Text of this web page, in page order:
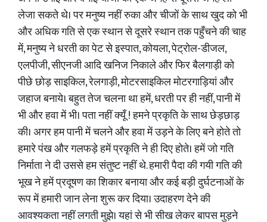
लेजा सकते थे। पर मनुष्य नहीं रुका और चीजों के साथ खुद को भी
और अधिक गति से एक स्थान से दूसरे स्थान तक पहुँचने की चाह
में, मनुष्य ने धरती का पेट से इस्पात, कोयला, पेट्रोल-डीजल,
एलपीजी, सीएनजी आदि खनिज निकाले और फिर बैलगाड़ी को
पीछे छोड़ साइकिल, रेलगाड़ी, मोटरसाइकिल मोटरगाड़ियां और
जहाज बनाये। बहुत तेज चलना था हमें, धरती पर ही नहीं, पानी में
भी और हवा में भी। पता नहीं क्यूँ ! हमने प्रकृति के साथ छेड़छाड़
की। अगर हम पानी में चलने और हवा में उड़ने के लिए बने होते तो
हमारे पंख और गलफड़े हमें प्रकृति ने ही दिए होते। हमें जो गति
निर्माता ने दी उससे हम संतुष्ट नहीं थे. हमारी पैदा की गयी गति की
भूख ने हमें प्रदूषण का शिकार बनाया और कई बड़ी दुर्घटनाओं के
रूप में हमारी जान लेना शुरू कर दिया। उदाहरण देने की
आवश्यकता नहीं लगती मुझे। यहां से भी सीख लेकर बापस मुड़ने